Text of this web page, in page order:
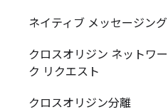
ネイティブ メッセージング
クロスオリジン ネットワー
ク リクエスト
クロスオリジン分離